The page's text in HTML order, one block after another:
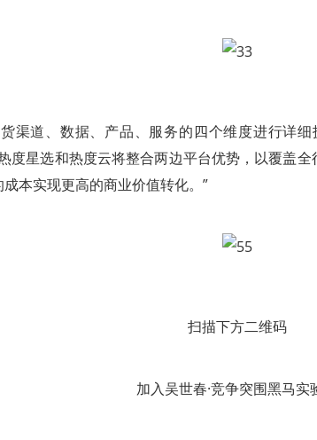
渠道、数据、产品、服务的四个维度进行详
度星选和热度云将整合两边平台优势，以覆盖
本实现更高的商业价值转化。”
扫描下方二维码
加入吴世春·竞争突围黑马实